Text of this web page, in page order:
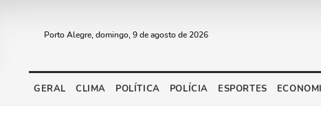
Porto Alegre, domingo, 9 de agosto de 2026
GERAL CLIMA POLÍTICA POLÍCIA ESPORTES